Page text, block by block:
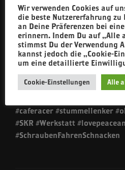
Muss ja nicht immer
ein Café ?
#ftw #forevertwowheels
#caferacer #stummellenker
#SKR #Werkstatt
#SchraubenFahrenSchnacken
Wir verwenden Cookies auf
die beste Nutzererfahrung
an Deine Präferenzen bei
erinnern. Indem Du auf „Alle
stimmst Du der Verwendung
kannst jedoch die „Cookie-
um eine detaillierte
Cookie-Einstellungen Alle